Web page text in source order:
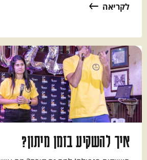
לקריאה
איך להשקיע בזמן מיתון?